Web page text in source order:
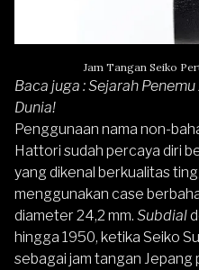
Jam Tangan Seiko
Baca juga :Sejarah
Dunia!
Penggunaan nama non-
Hattori sudah percaya diri
yang dikenal berkualitas
menggunakan case
diameter 24,2 mm. Subdial
hingga 1950, ketika Seiko
sebagai jam tangan